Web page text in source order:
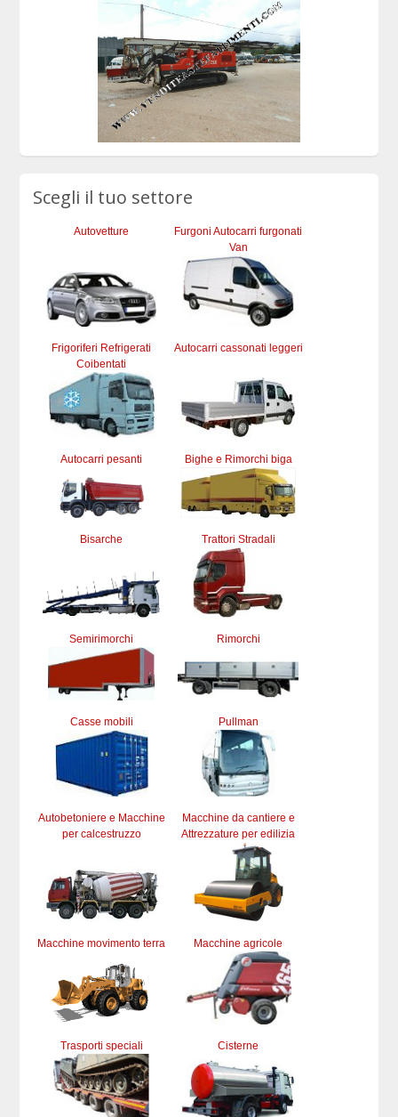
Scegli il tuo settore
Autovetture
Furgoni Autocarri furgonati
Van
Frigoriferi Refrigerati
Coibentati
Autocarri cassonati leggeri
Autocarri pesanti Bighe e Rimorchi biga
Bisarche Trattori Stradali
Semirimorchi Rimorchi
Casse mobili Pullman
Autobetoniere e Macchine
per calcestruzzo
Macchine da cantiere e
Attrezzature per edilizia
Macchine movimento terra Macchine agricole
Trasporti speciali Cisterne